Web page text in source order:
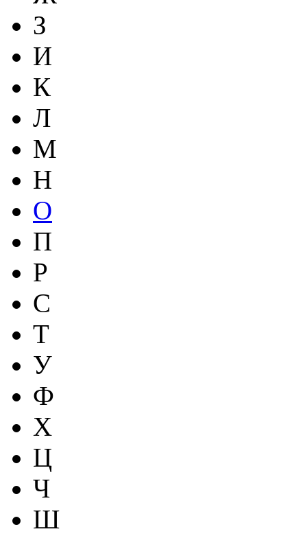
З
И
К
Л
М
Н
О
П
Р
С
Т
У
Ф
Х
Ц
Ч
Ш